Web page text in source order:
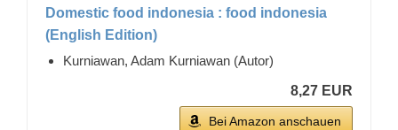
Domestic food indonesia : food indonesia
(English Edition)
Kurniawan, Adam Kurniawan (Autor)
8,27 EUR
Bei Amazon anschauen